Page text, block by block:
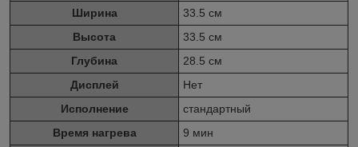
Ширина
33.5 см
Высота
33.5 см
Глубина
28.5 см
Дисплей
Нет
Исполнение
стандартный
Время нагрева
9 мин